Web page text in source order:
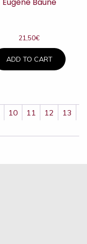
21,50€
ADD TO CART
10 11 12
13